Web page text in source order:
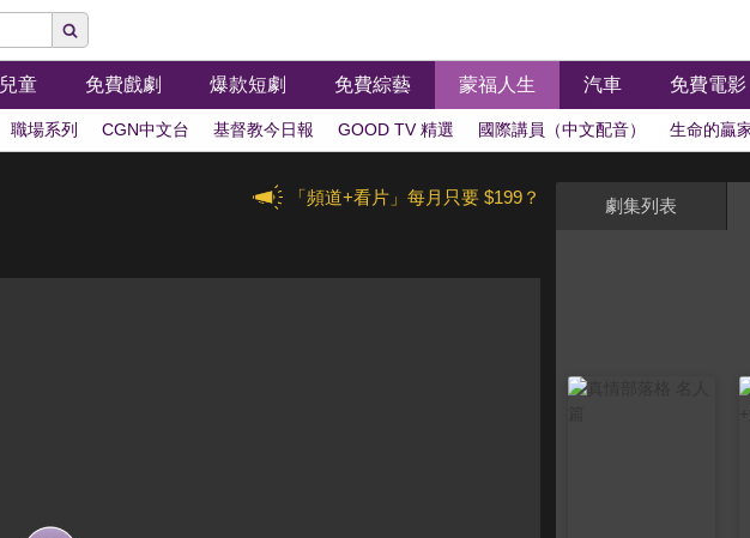
兒童 免費戲劇 爆款短劇 免費綜藝 蒙福人生 汽車 免費電影
職場系列 CGN中文台 基督教今日報 GOOD TV 精選 國際講員（中文配音） 生命的贏
「頻道+看片」每月只要 $199？ 劇集列表